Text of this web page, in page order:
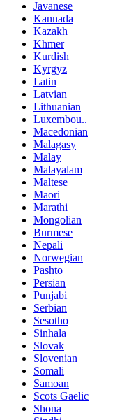
Javanese
Kannada
Kazakh
Khmer
Kurdish
Kyrgyz
Latin
Latvian
Lithuanian
Luxembou..
Macedonian
Malagasy
Malay
Malayalam
Maltese
Maori
Marathi
Mongolian
Burmese
Nepali
Norwegian
Pashto
Persian
Punjabi
Serbian
Sesotho
Sinhala
Slovak
Slovenian
Somali
Samoan
Scots Gaelic
Shona